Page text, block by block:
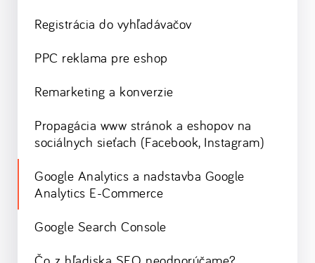
Registrácia do vyhľadávačov
PPC reklama pre eshop
Remarketing a konverzie
Propagácia www stránok a eshopov na
sociálnych sieťach (Facebook, Instagram)
Google Analytics a nadstavba Google
Analytics E-Commerce
Google Search Console